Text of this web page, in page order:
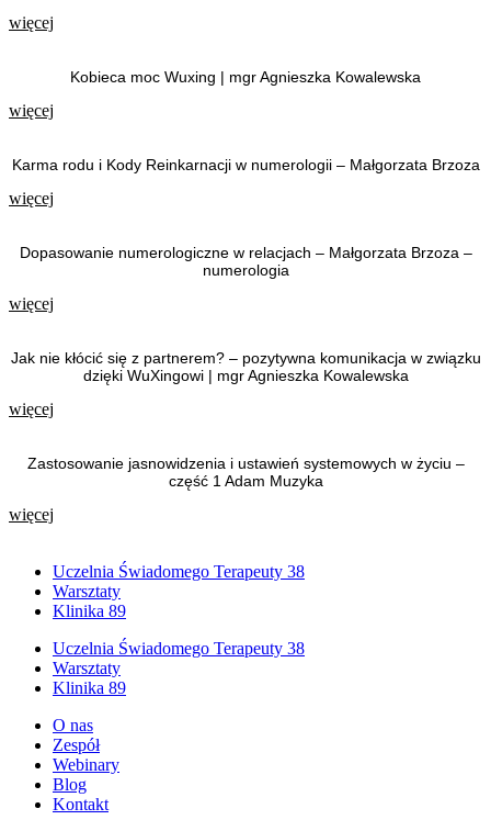
więcej
Kobieca moc Wuxing | mgr Agnieszka Kowalewska
więcej
Karma rodu i Kody Reinkarnacji w numerologii – Małgorzata Brzoza
więcej
Dopasowanie numerologiczne w relacjach – Małgorzata Brzoza –
numerologia
więcej
Jak nie kłócić się z partnerem? – pozytywna komunikacja w związku
dzięki WuXingowi | mgr Agnieszka Kowalewska
więcej
Zastosowanie jasnowidzenia i ustawień systemowych w życiu –
część 1 Adam Muzyka
więcej
Uczelnia Świadomego Terapeuty 38
Warsztaty
Klinika 89
Uczelnia Świadomego Terapeuty 38
Warsztaty
Klinika 89
O nas
Zespół
Webinary
Blog
Kontakt